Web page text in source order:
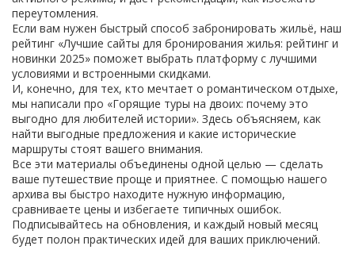
переутомления.
Если вам нужен быстрый способ забронировать жильё, наш
рейтинг «Лучшие сайты для бронирования жилья: рейтинг и
новинки 2025» поможет выбрать платформу с лучшими
условиями и встроенными скидками.
И, конечно, для тех, кто мечтает о романтическом отдыхе,
мы написали про «Горящие туры на двоих: почему это
выгодно для любителей истории». Здесь объясняем, как
найти выгодные предложения и какие исторические
маршруты стоят вашего внимания.
Все эти материалы объединены одной целью — сделать
ваше путешествие проще и приятнее. С помощью нашего
архива вы быстро находите нужную информацию,
сравниваете цены и избегаете типичных ошибок.
Подписывайтесь на обновления, и каждый новый месяц
будет полон практических идей для ваших приключений.